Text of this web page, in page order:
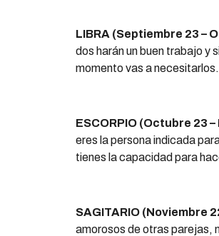
LIBRA (Septiembre 23 –
dos harán un buen trabajo
momento vas a necesitarlos.
ESCORPIO (Octubre 23
eres la persona indicada
tienes la capacidad para
SAGITARIO (Noviembre
amorosos de otras parejas,